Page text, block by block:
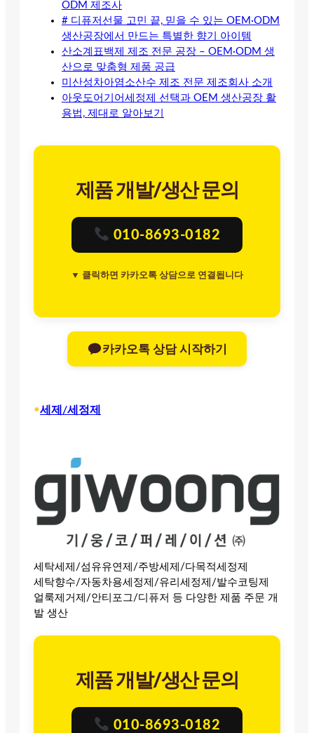
ODM 제조사
# 디퓨저선물 고민 끝, 믿을 수 있는 OEM·ODM
생산공장에서 만드는 특별한 향기 아이템
산소계표백제 제조 전문 공장 – OEM·ODM 생
산으로 맞춤형 제품 공급
미산성차아염소산수 제조 전문 제조회사 소개
아웃도어기어세정제 선택과 OEM 생산공장 활
용법, 제대로 알아보기
제품 개발/생산 문의
010-8693-0182
▼ 클릭하면 카카오톡 상담으로 연결됩니다
카카오톡 상담 시작하기
•세제/세정제
세탁세제/섬유유연제/주방세제/다목적세정제
세탁향수/자동차용세정제/유리세정제/발수코팅제
얼룩제거제/안티포그/디퓨저 등 다양한 제품 주문 개
발 생산
제품 개발/생산 문의
010-8693-0182